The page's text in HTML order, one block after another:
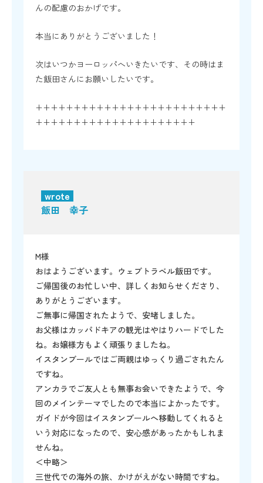
んの配慮のおかげです。
本当にありがとうございました！
次はいつかヨーロッパへいきたいです、その時はま
た飯田さんにお願いしたいです。
+++++++++++++++++++++++++
+++++++++++++++++++++
wrote
飯田 幸子
M様
おはようございます。ウェブトラベル飯田です。
ご帰国後のお忙しい中、詳しくお知らせくださり、
ありがとうございます。
ご無事に帰国されたようで、安堵しました。
お父様はカッパドキアの観光はやはりハードでした
ね。お嬢様方もよく頑張りましたね。
イスタンブールではご両親はゆっくり過ごされたん
ですね。
アンカラでご友人とも無事お会いできたようで、今
回のメインテーマでしたので本当によかったです。
ガイドが今回はイスタンブールへ移動してくれると
いう対応になったので、安心感があったかもしれま
せんね。
＜中略＞
三世代での海外の旅、かけがえがない時間ですね。